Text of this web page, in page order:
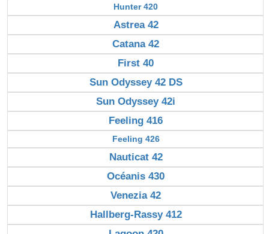
Hunter 420
Astrea 42
Catana 42
First 40
Sun Odyssey 42 DS
Sun Odyssey 42i
Feeling 416
Feeling 426
Nauticat 42
Océanis 430
Venezia 42
Hallberg-Rassy 412